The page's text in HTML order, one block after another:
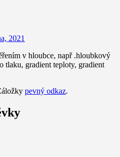
2021
v hloubce, např .hloubkový
tlaku, gradient teploty, gradient
pevný odkaz.